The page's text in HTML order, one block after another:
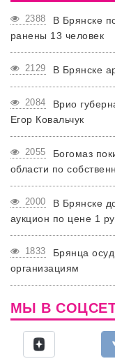
2388
В Брянске
ранены 13 человек
2129 В Брянске
2084
Врио
Егор Ковальчук
2055
Богомаз
области по
2000
В Брянске
аукцион по цене 1
1833
Брянца
организациям
МЫ В